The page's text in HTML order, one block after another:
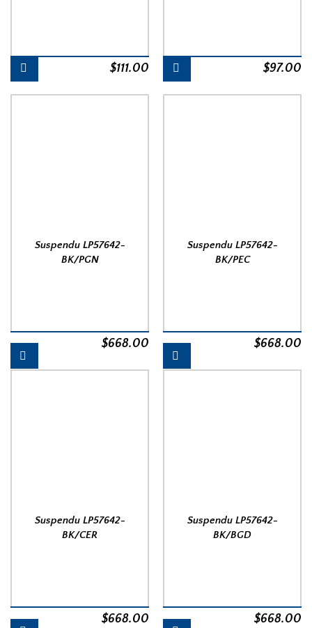
$111.00 $97.00
Suspendu LP57642-
BK/PGN
$668.00
Suspendu LP57642-
BK/PEC
$668.00
Suspendu LP57642-
BK/CER
$668.00
Suspendu LP57642-
BK/BGD
$668.00